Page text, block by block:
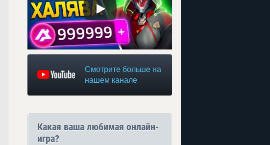
Смотрите больше на
нашем канале
Какая ваша любимая онлайн-
игра?